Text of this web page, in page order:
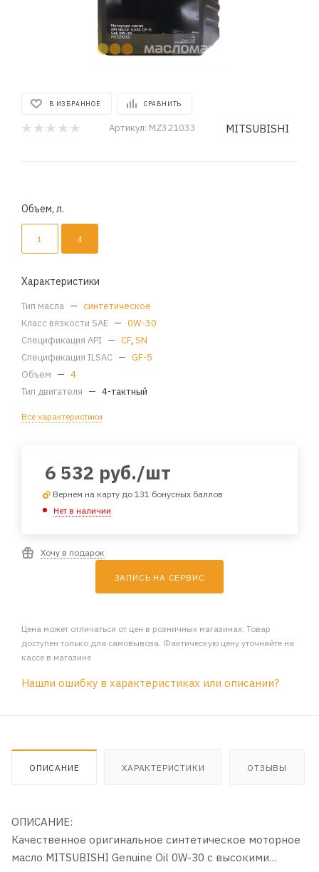
В ИЗБРАННОЕ СРАВНИТЬ
Артикул: MZ321033 MITSUBISHI
Объем, л.
1 4
Характеристики
Тип масла — синтетическое
Класс вязкости SAE — 0W-30
Спецификация API — CF, SN
Спецификация ILSAC — GF-5
Объем — 4
Тип двигателя — 4-тактный
Все характеристики
6 532 руб./шт
Вернем на карту до 131 бонусных баллов
Нет в наличии
Хочу в подарок
ЗАПИСЬ НА СЕРВИС
Цена может отличаться от цен в розничных магазинах. Товар
доступен только для самовывоза. Фактическую цену уточняйте на
кассе в магазине
Нашли ошибку в характеристиках или описании?
ОПИСАНИЕ ХАРАКТЕРИСТИКИ ОТЗЫВЫ
ОПИСАНИЕ:
Качественное оригинальное синтетическое моторное
масло MITSUBISHI Genuine Oil 0W-30 с высокими